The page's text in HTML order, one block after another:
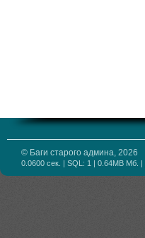
© Баги старого админа, 2026
0.0600 сек. | SQL: 1 | 0.64MB Мб. |